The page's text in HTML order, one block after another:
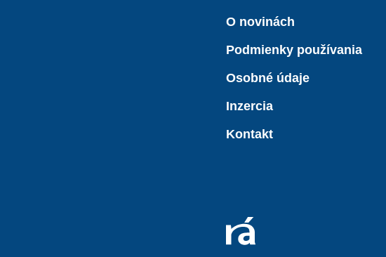
O novinách
Podmienky používania
Osobné údaje
Inzercia
Kontakt